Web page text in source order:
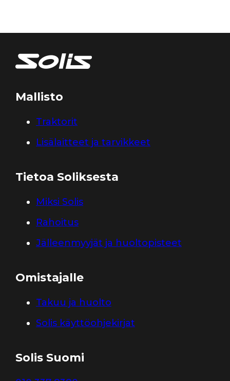
Mallisto
Traktorit
Lisälaitteet ja tarvikkeet
Tietoa Soliksesta
Miksi Solis
Rahoitus
Jälleenmyyjät ja huoltopisteet
Omistajalle
Takuu ja huolto
Solis käyttöohjekirjat
Solis Suomi